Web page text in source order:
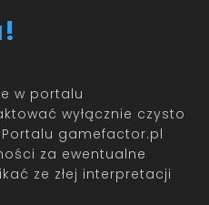
w portalu
wyłącznie czysto
gamefactor.pl
za ewentualne
ze złej interpretacji